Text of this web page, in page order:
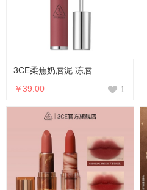
3CE柔焦奶唇泥 冻唇...
￥39.00
1